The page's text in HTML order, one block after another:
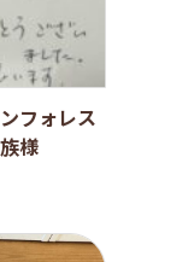
フォレス
様